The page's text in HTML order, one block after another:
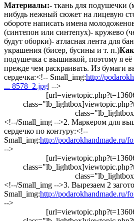
Материалы:- ткань для подушечки
нибудь нежный сюжет на лицевую
обороте написать имена
(синтепон или синтепух)- кружево
будут оборки)- атласная лента для
украшения (бисер, бусины и т. п.)
подушечка с вышивкой, поэтому я
прежде чем раскраивать. Из бумаги
сердечка:<!-- Small_img:http://
... 8578_2.jpg| -->
<!--/Small_img -->2. Маркером для
сердечко по контуру:<!--
Small_img:http://podarokhandmade.ru/
-->
<!--/Small_img -->3. Вырезаем 2
Small_img:http://podarokhandmade.ru/
-->